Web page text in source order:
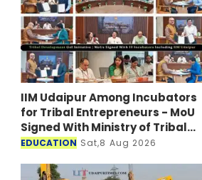
IIM Udaipur Among Incubators
for Tribal Entrepreneurs - MoU
Signed With Ministry of Tribal
Affairs
EDUCATION Sat,8 Aug 2026